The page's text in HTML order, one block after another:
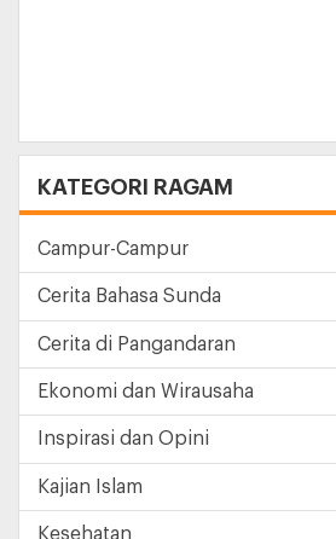
KATEGORI RAGAM
Campur-Campur
Cerita Bahasa Sunda
Cerita di Pangandaran
Ekonomi dan Wirausaha
Inspirasi dan Opini
Kajian Islam
Kesehatan